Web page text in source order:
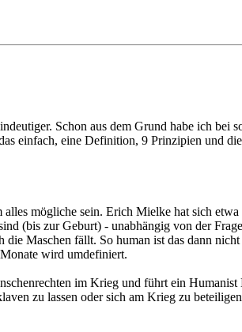
Schon aus dem Grund habe ich bei
einfach, eine Definition, 9 Prinzipien und
mögliche sein. Erich Mielke hat sich etwa
(bis zur Geburt) - unabhängig von der
Maschen fällt. So human ist das dann
wird umdefiniert.
im Krieg und führt ein
zu lassen oder sich am Krieg zu